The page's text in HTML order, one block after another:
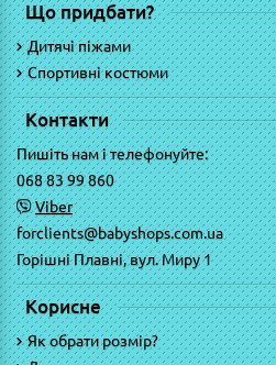
Що придбати?
Дитячі піжами
Спортивні костюми
Контакти
Пишіть нам і телефонуйте:
068 83 99 860
Viber
forclients@babyshops.com.ua
Горішні Плавні, вул. Миру 1
Корисне
Як обрати розмір?